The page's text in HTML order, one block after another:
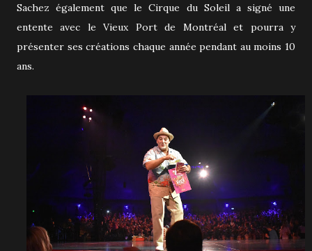
Sachez également que le Cirque du Soleil a signé une
entente avec le Vieux Port de Montréal et pourra y
présenter ses créations chaque année pendant au moins 10
ans.